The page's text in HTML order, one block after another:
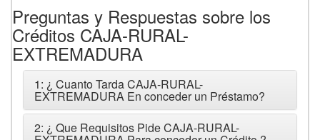
Preguntas y Respuestas sobre los
Créditos CAJA-RURAL-
EXTREMADURA
1: ¿ Cuanto Tarda CAJA-RURAL-
EXTREMADURA En conceder un Préstamo?
2: ¿ Que Requisitos Pide CAJA-RURAL-